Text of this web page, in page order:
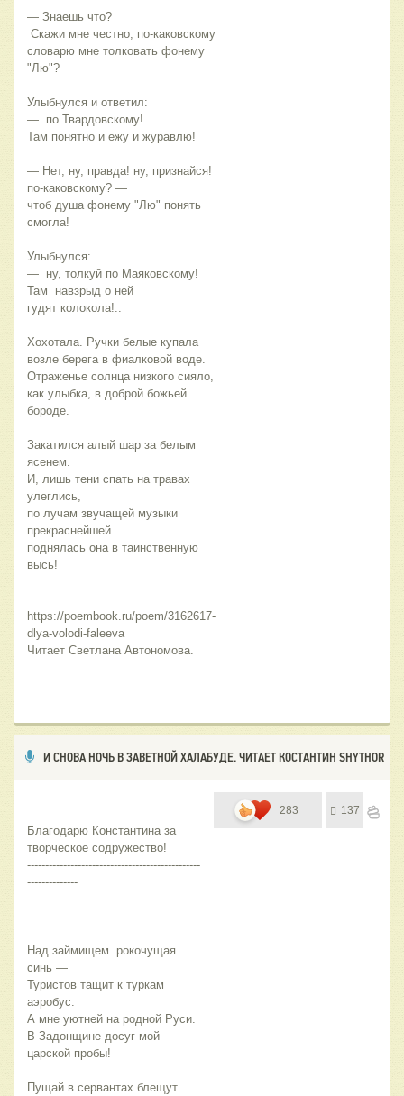
— Знаешь что?
Скажи мне честно, по-каковскому
словарю мне толковать фонему
"Лю"?
Улыбнулся и ответил:
—  по Твардовскому!
Там понятно и ежу и журавлю!
— Нет, ну, правда! ну, признайся!
по-каковскому? —
чтоб душа фонему "Лю" понять
смогла!
Улыбнулся:
—  ну, толкуй по Маяковскому!
Там  навзрыд о ней
гудят колокола!..
Хохотала. Ручки белые купала
возле берега в фиалковой воде.
Отраженье солнца низкого сияло,
как улыбка, в доброй божьей
бороде.
Закатился алый шар за белым
ясенем.
И, лишь тени спать на травах
улеглись,
по лучам звучащей музыки
прекраснейшей
поднялась она в таинственную
высь!
https://poembook.ru/poem/3162617-
dlya-volodi-faleeva
Читает Светлана Автономова.
И СНОВА НОЧЬ В ЗАВЕТНОЙ ХАЛАБУДЕ. ЧИТАЕТ КОСТАНТИН SHYTHOR
Благодарю Константина за
творческое содружество!
------------------------------------------------
--------------
Над займищем  рокочущая
синь —
Туристов тащит к туркам
аэробус.
А мне уютней на родной Руси.
В Задонщине досуг мой —
царской пробы!
Пущай в сервантах блещут
283 137